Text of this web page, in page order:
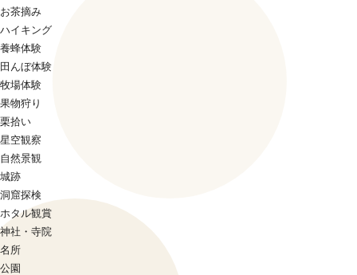
お茶摘み
ハイキング
養蜂体験
田んぼ体験
牧場体験
果物狩り
栗拾い
星空観察
自然景観
城跡
洞窟探検
ホタル観賞
神社・寺院
名所
公園